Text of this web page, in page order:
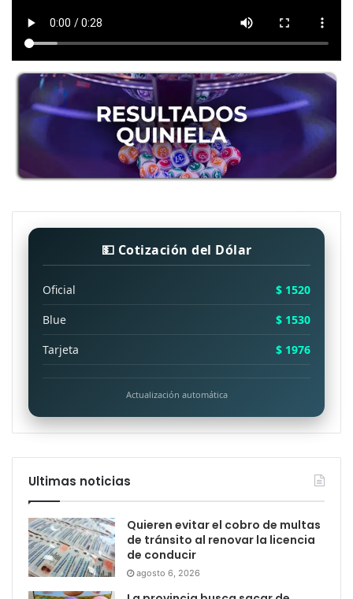
💵 Cotización del Dólar
Oficial
$ 1520
Blue
$ 1530
Tarjeta
$ 1976
Actualización automática
Ultimas noticias
Quieren evitar el cobro de multas
de tránsito al renovar la licencia
de conducir
agosto 6, 2026